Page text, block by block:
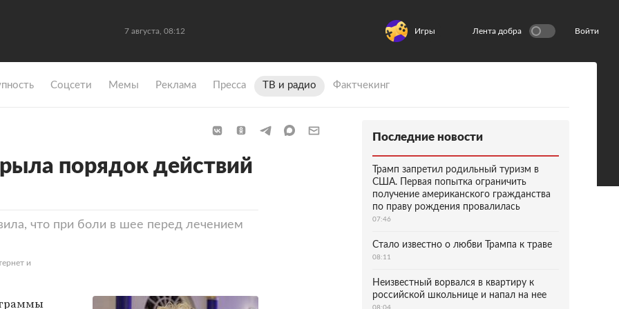
7 августа, 08:12 Игры Лента добра Войти
Coцсети Мемы Реклама Пресса ТВ и радио Фактчекинг
порядок действий
что при боли в шее перед лечением
и
Последние новости
Трамп запретил родильный туризм в
США. Первая попытка ограничить
получение американского гражданства
по праву рождения провалилась
07:46
Стало известно о любви Трампа к траве
08:11
Неизвестный ворвался в квартиру к
российской школьнице и напал на нее
08:04